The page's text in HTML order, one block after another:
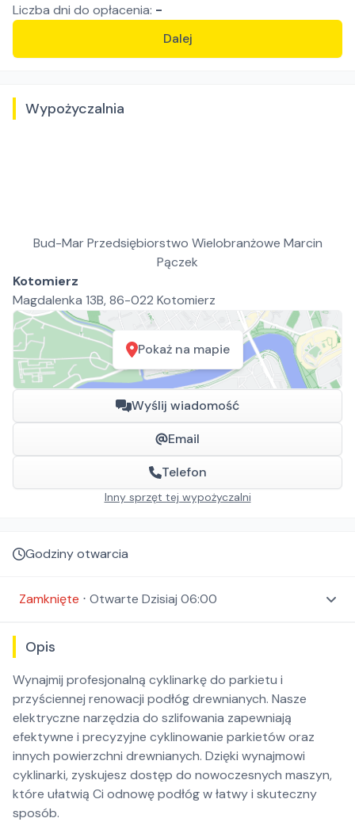
Liczba dni do opłacenia: -
Dalej
Wypożyczalnia
Bud-Mar Przedsiębiorstwo Wielobranżowe Marcin
Pączek
Kotomierz
Magdalenka 13B, 86-022 Kotomierz
Pokaż na mapie
Wyślij wiadomość
Email
Telefon
Inny sprzęt tej wypożyczalni
Godziny otwarcia
Zamknięte ⋅ Otwarte Dzisiaj 06:00
Opis
Wynajmij profesjonalną cyklinarkę do parkietu i
przyściennej renowacji podłóg drewnianych. Nasze
elektryczne narzędzia do szlifowania zapewniają
efektywne i precyzyjne cyklinowanie parkietów oraz
innych powierzchni drewnianych. Dzięki wynajmowi
cyklinarki, zyskujesz dostęp do nowoczesnych maszyn,
które ułatwią Ci odnowę podłóg w łatwy i skuteczny
sposób.